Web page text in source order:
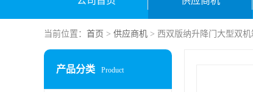
当前位置： 首页 > 供应商机 > 西双版纳升降门大型双
产品分类 Product